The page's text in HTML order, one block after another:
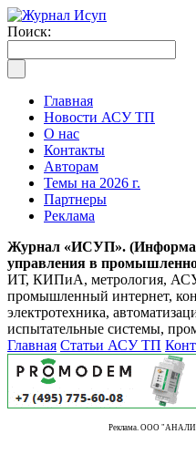
Поиск:
Главная
Новости АСУ ТП
О нас
Контакты
Авторам
Темы на 2026 г.
Партнеры
Реклама
Журнал «ИСУП».
управления в
ИТ, КИПиА, метрология,
промышленный интернет,
электротехника,
испытательные системы,
Главная Статьи АСУ ТП
Реклама. ООО